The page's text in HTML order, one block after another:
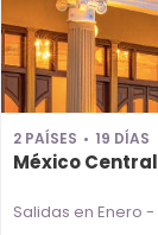
2 PAÍSES 19 DÍAS
México
Salidas en Enero